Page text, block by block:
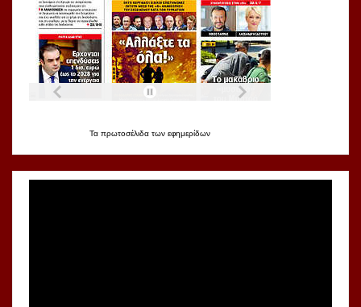
Τα πρωτοσέλιδα των εφημερίδων